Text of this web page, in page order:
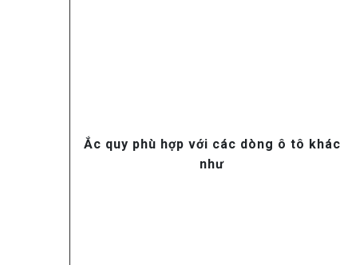
Ắc quy phù hợp với các dòng ô tô khác
như